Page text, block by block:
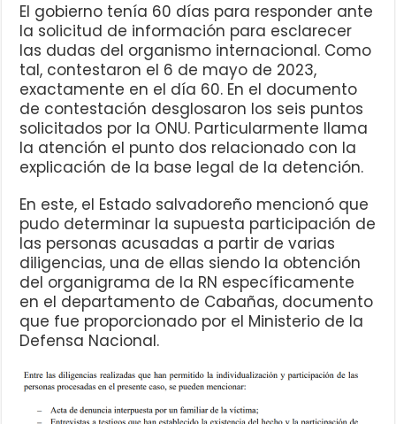
El gobierno tenía 60 días para responder ante
la solicitud de información para esclarecer
las dudas del organismo internacional. Como
tal, contestaron el 6 de mayo de 2023,
exactamente en el día 60. En el documento
de contestación desglosaron los seis puntos
solicitados por la ONU. Particularmente llama
la atención el punto dos relacionado con la
explicación de la base legal de la detención.
En este, el Estado salvadoreño mencionó que
pudo determinar la supuesta participación de
las personas acusadas a partir de varias
diligencias, una de ellas siendo la obtención
del organigrama de la RN específicamente
en el departamento de Cabañas, documento
que fue proporcionado por el Ministerio de la
Defensa Nacional.